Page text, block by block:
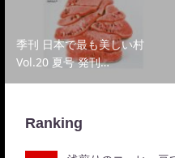
季刊 日本で最も美しい村
Vol.20 夏号 発刊…
Ranking